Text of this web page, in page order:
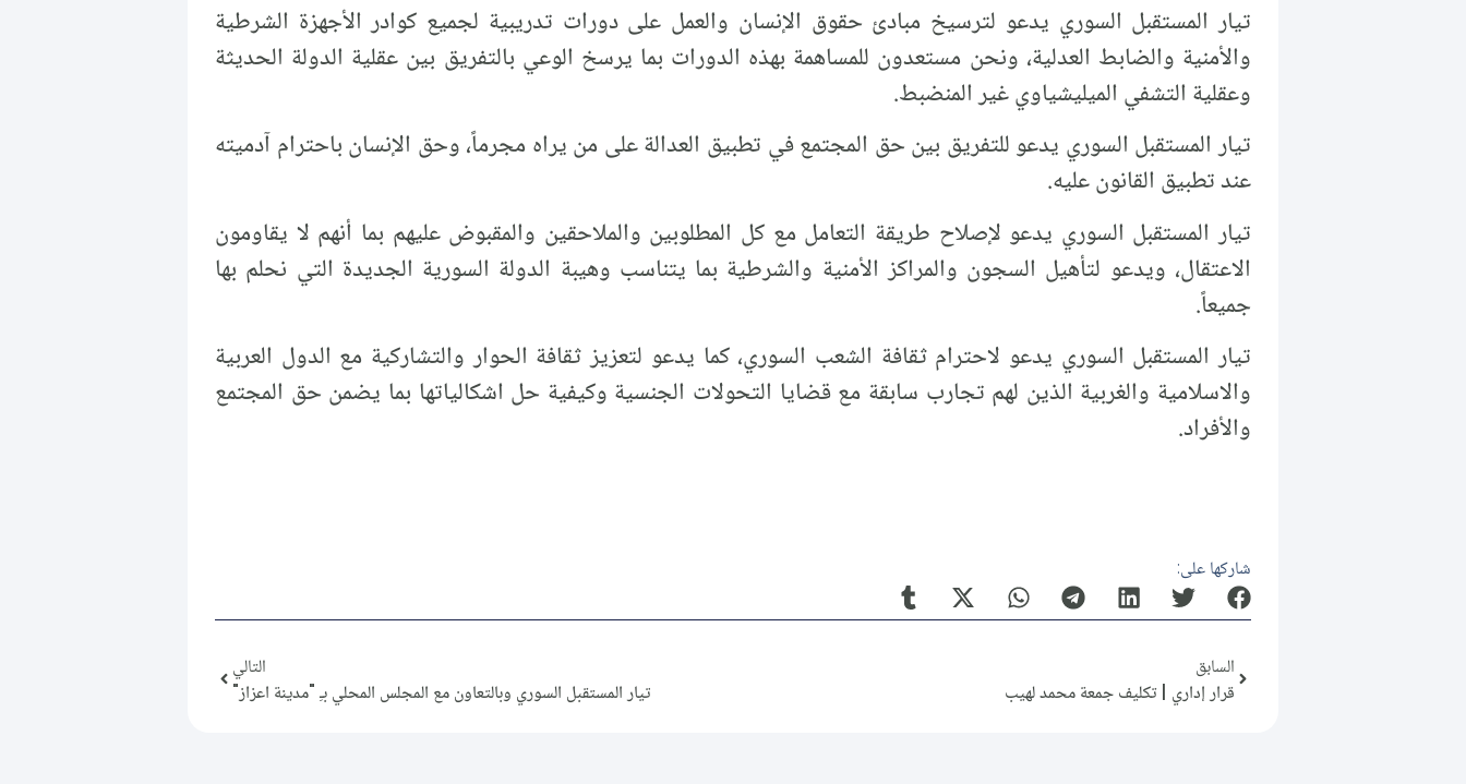
تيار المستقبل السوري يدعو لترسيخ مبادئ حقوق الإنسان والعمل على دورات تدريبية لجميع كوادر الأجهزة الشرطية
والأمنية والضابط العدلية، ونحن مستعدون للمساهمة بهذه الدورات بما يرسخ الوعي بالتفريق بين عقلية الدولة الحديثة
وعقلية التشفي الميليشياوي غير المنضبط.
تيار المستقبل السوري يدعو للتفريق بين حق المجتمع في تطبيق العدالة على من يراه مجرماً، وحق الإنسان باحترام آدميته
عند تطبيق القانون عليه.
تيار المستقبل السوري يدعو لإصلاح طريقة التعامل مع كل المطلوبين والملاحقين والمقبوض عليهم بما أنهم لا يقاومون
الاعتقال، ويدعو لتأهيل السجون والمراكز الأمنية والشرطية بما يتناسب وهيبة الدولة السورية الجديدة التي نحلم بها
جميعاً.
تيار المستقبل السوري يدعو لاحترام ثقافة الشعب السوري، كما يدعو لتعزيز ثقافة الحوار والتشاركية مع الدول العربية
والاسلامية والغربية الذين لهم تجارب سابقة مع قضايا التحولات الجنسية وكيفية حل اشكالياتها بما يضمن حق المجتمع
والأفراد.
شاركها على:
السابق
قرار إداري | تكليف جمعة محمد لهيب
التالي
تيار المستقبل السوري وبالتعاون مع المجلس المحلي بـِ "مدينة اعزاز"